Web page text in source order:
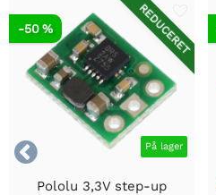

REDUCERET
På lager
-50 %
Pololu 3,3V step-up